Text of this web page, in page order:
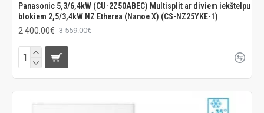
Panasonic 5,3/6,4kW (CU-2Z50ABEC) Multisplit ar diviem iekštelpu
blokiem 2,5/3,4kW NZ Etherea (Nanoe X) (CS-NZ25YKE-1)
2 400.00€ 3 559.00€